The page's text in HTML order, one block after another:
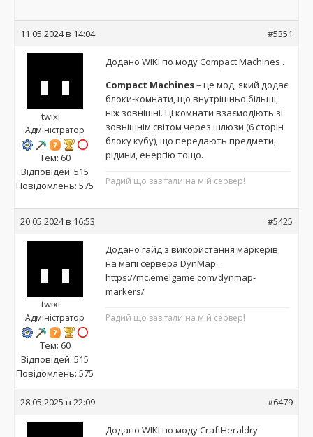
11.05.2024 в 14:04 #5351
twixi
Адміністратор
Тем: 60
Відповідей: 515
Повідомлень: 575
Додано WIKI по модуCompact Machines .
Compact Machines– це мод, який додає
блоки-комнати, що внутрішньо більші,
ніж зовнішні. Ці комнати взаємодіють зі
зовнішнім світом через шлюзи (6 сторін
блоку кубу), що передають предмети,
рідини, енергію тощо.
Радий що завітали на мій сервер!
20.05.2024 в 16:53 #5425
twixi
Адміністратор
Тем: 60
Відповідей: 515
Повідомлень: 575
Додано гайд з використання маркерів
на мапі сервера DynMap .
https://mc.emelgame.com/dynmap-
markers/
Радий що завітали на мій сервер!
28.05.2025 в 22:09 #6479
Додано WIKI по моду CraftHeraldry